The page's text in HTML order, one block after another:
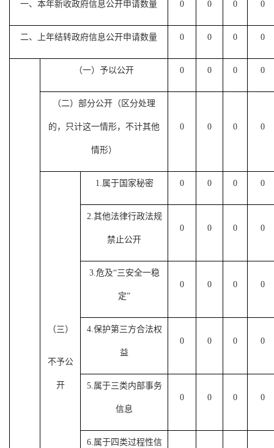
一、本年新收政府信息公开申请数量 0 0 0 0
二、上年结转政府信息公开申请数量 0 0 0 0
（一）予以公开 0 0 0 0
（二）部分公开（区分处理
的，只计这一情形，不计其他
情形）
0 0 0 0
（三）
不予公
开
1.属于国家秘密 0 0 0 0
2.其他法律行政法规
禁止公开
0 0 0 0
3.危及“三安全一稳
定”
0 0 0 0
4.保护第三方合法权
益
0 0 0 0
5.属于三类内部事务
信息
0 0 0 0
6.属于四类过程性信